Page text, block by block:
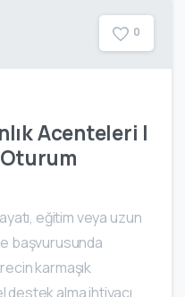
0
Acenteleri |
eğitim veya uzun
başvurusunda
karmaşık
destek alma ihtiyacı